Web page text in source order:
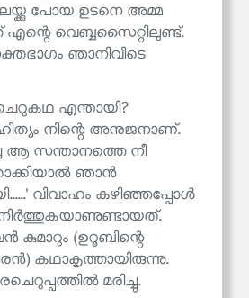
പോയ ഉടനെ അമ്മ
വെബ്ബസൈറ്റിലുണ്ട്.
ഞാനിവിടെ
എന്തായി?
നിന്റെ അനുജനാണ്.
ആ സന്താനത്തെ നീ
ഞാൻ
വിവാഹം കഴിഞ്ഞപ്പോൾ
കുമാറും (ഉറൂബിന്റെ
കഥാകൃത്തായിരുന്നു.
മരിച്ചു.